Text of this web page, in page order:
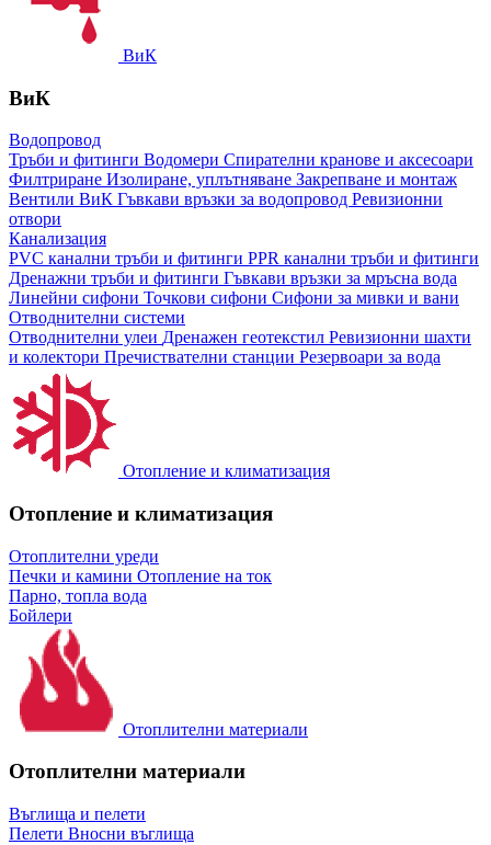
ВиК
ВиК
Водопровод
Тръби и фитинги Водомери Спирателни кранове и аксесоари
Филтриране Изолиране, уплътняване Закрепване и монтаж
Вентили ВиК Гъвкави връзки за водопровод Ревизионни
отвори
Канализация
PVC канални тръби и фитинги PPR канални тръби и фитинги
Дренажни тръби и фитинги Гъвкави връзки за мръсна вода
Линейни сифони Точкови сифони Сифони за мивки и вани
Отводнителни системи
Отводнителни улеи Дренажен геотекстил Ревизионни шахти
и колектори Пречиствателни станции Резервоари за вода
Отопление и климатизация
Отопление и климатизация
Отоплителни уреди
Печки и камини Отопление на ток
Парно, топла вода
Бойлери
Отоплителни материали
Отоплителни материали
Въглища и пелети
Пелети Вносни въглища